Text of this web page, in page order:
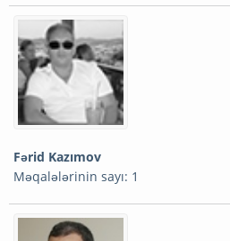
Fərid Kazımov
Məqalələrinin sayı: 1